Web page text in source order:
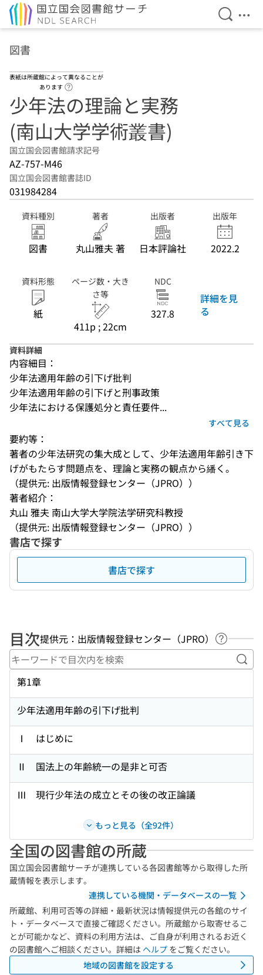
検索を
メ
図書
表紙は所蔵館によって異なることが
あります
少年法の理論と実務
(南山大学学術叢書)
国立国会図書館請求記号
AZ-757-M46
国立国会図書館書誌ID
031984284
資料種別
図書
著者
丸山雅夫 著
出版者
日本評論社
出版年
2022.2
資料形態
紙
ページ数・大き
さ等
411p ; 22cm
NDC
327.8
詳細を見
る
資料詳細
内容細目：
少年法適用年齢の引下げ批判
少年法適用年齢の引下げと刑事政策
少年法における保護処分と責任要件...
すべて見る
要約等：
著者の少年法研究の集大成として、少年法適用年齢引き下
げがもたらす問題点を、理論と実務の観点から繙く。
（提供元: 出版情報登録センター（JPRO））
著者紹介：
丸山 雅夫 南山大学大学院法学研究科教授
（提供元: 出版情報登録センター（JPRO））
書店で探す
書店で探す
目次提供元：出版情報登録センター（JPRO）
ヘルプペ
キ
第1章
少年法適用年齢の引下げ批判
Ⅰ はじめに
Ⅱ 国法上の年齢統一の是非と可否
Ⅲ 現行少年法の成立とその後の改正論議
もっと見る（全92件）
全国の図書館の所蔵
国立国会図書館サーチが連携している各図書館等から取得した所
蔵情報を表示します。
連携している機関・データベースの一覧
所蔵館、利用可否等の詳細・最新状況は情報提供元の各館のサイ
ト・データベースで直接ご確認ください。所蔵館から取寄せるこ
とが可能かなど、資料の利用方法は、ご自身が利用されるお近く
の図書館へご相談ください。詳細は ヘルプ をご覧ください。
地域の図書館を設定する